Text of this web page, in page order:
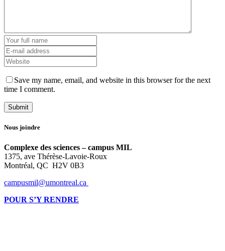
Save my name, email, and website in this browser for the next
time I comment.
Nous joindre
Complexe des sciences – campus MIL
1375, ave Thérèse-Lavoie-Roux
Montréal, QC H2V 0B3
campusmil@umontreal.ca
POUR S’Y RENDRE